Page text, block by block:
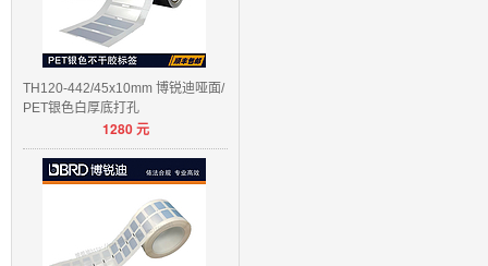
TH120-442/45x10mm 博锐迪哑面/
PET银色白厚底打孔
1280元